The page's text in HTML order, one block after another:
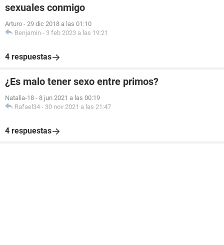
sexuales conmigo
Arturo - 29 dic 2018 a las 01:10
Benjamin - 3 feb 2023 a las 19:21
4 respuestas
¿Es malo tener sexo entre primos?
Natalia-18 - 8 jun 2021 a las 00:19
Rafael34 - 30 nov 2021 a las 21:47
4 respuestas